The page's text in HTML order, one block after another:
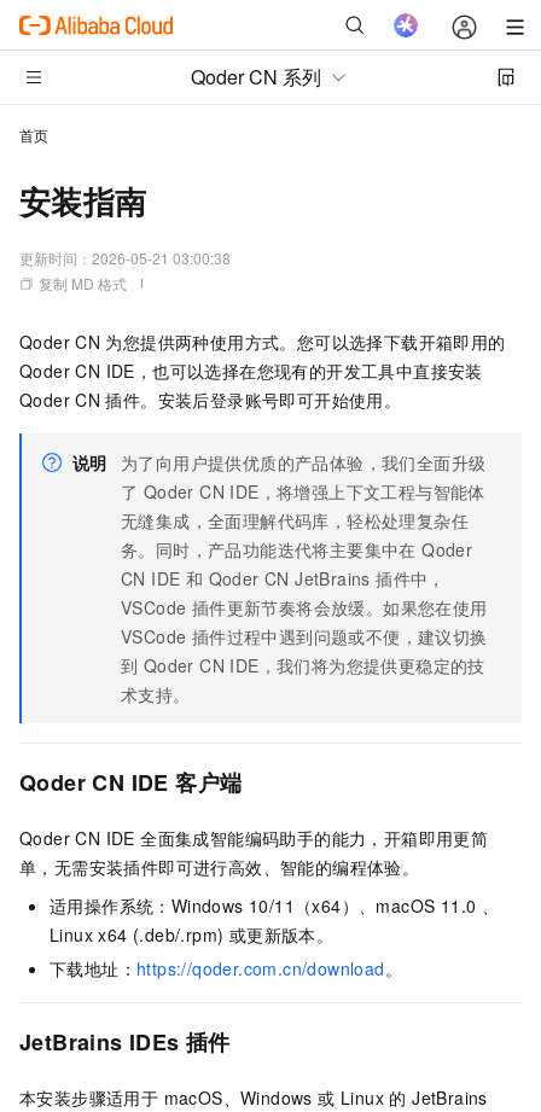
Qoder CN 系列
首页
安装指南
更新时间： 2026-05-21 03:00:38
复制 MD 格式
Qoder CN 为您提供两种使用方式。您可以选择下载开箱即用的
Qoder CN IDE，也可以选择在您现有的开发工具中直接安装
Qoder CN 插件。安装后登录账号即可开始使用。
说明
为了向用户提供优质的产品体验，我们全面升级
了 Qoder CN IDE，将增强上下文工程与智能体
无缝集成，全面理解代码库，轻松处理复杂任
务。同时，产品功能迭代将主要集中在 Qoder
CN IDE 和 Qoder CN JetBrains 插件中，
VSCode 插件更新节奏将会放缓。如果您在使用
VSCode 插件过程中遇到问题或不便，建议切换
到 Qoder CN IDE，我们将为您提供更稳定的技
术支持。
Qoder CN IDE 客户端
Qoder CN IDE 全面集成智能编码助手的能力，开箱即用更简
单，无需安装插件即可进行高效、智能的编程体验。
适用操作系统：Windows 10/11（x64）、macOS 11.0 、
Linux x64 (.deb/.rpm) 或更新版本。
下载地址： https://qoder.com.cn/download。
JetBrains IDEs 插件
本安装步骤适用于 macOS、Windows 或 Linux 的 JetBrains